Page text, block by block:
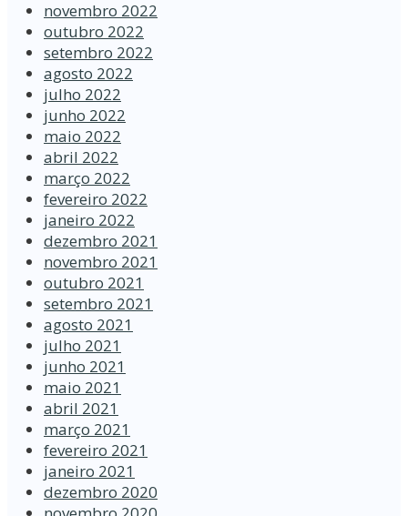
novembro 2022
outubro 2022
setembro 2022
agosto 2022
julho 2022
junho 2022
maio 2022
abril 2022
março 2022
fevereiro 2022
janeiro 2022
dezembro 2021
novembro 2021
outubro 2021
setembro 2021
agosto 2021
julho 2021
junho 2021
maio 2021
abril 2021
março 2021
fevereiro 2021
janeiro 2021
dezembro 2020